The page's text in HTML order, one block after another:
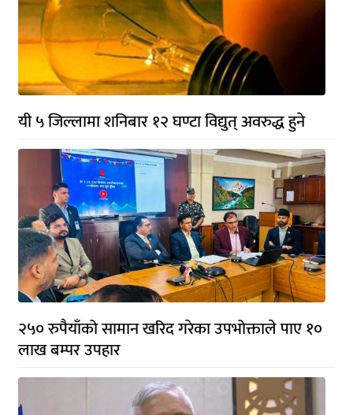
यी ५ जिल्लामा शनिबार १२ घण्टा विद्युत् अवरुद्ध हुने
२५० रुपैयाँको सामान खरिद गरेका उपभोक्ताले पाए १०
लाख बम्पर उपहार